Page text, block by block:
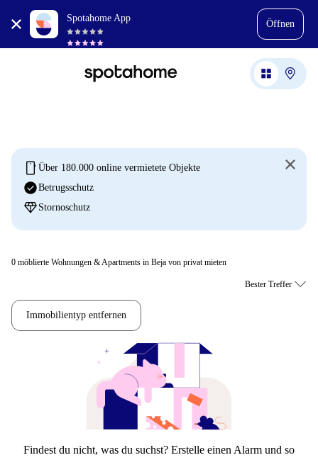
Spotahome App
Öffnen
mobile Über 180.000 online vermietete Objekte
check_circleBetrugsschutz
diamond Stornoschutz
0 möblierte Wohnungen & Apartments in Beja von privat mieten
Immobilientyp entfernen
Findest du nicht, was du suchst? Erstelle einen Alarm und so